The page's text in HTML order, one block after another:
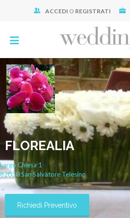
ACCEDI O REGISTRATI
FLOREALIA
Largo Chiesa1
82030San Salvatore Telesino
Richiedi Preventivo